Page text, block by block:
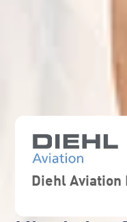
Diehl Aviation